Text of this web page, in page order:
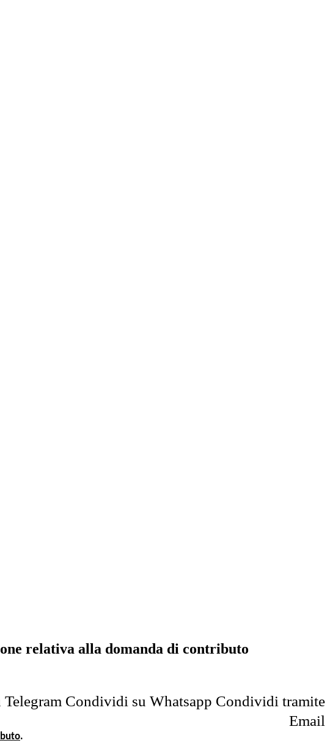
relativa alla domanda di contributo
Condividi su Whatsapp Condividi tramite
Email
.